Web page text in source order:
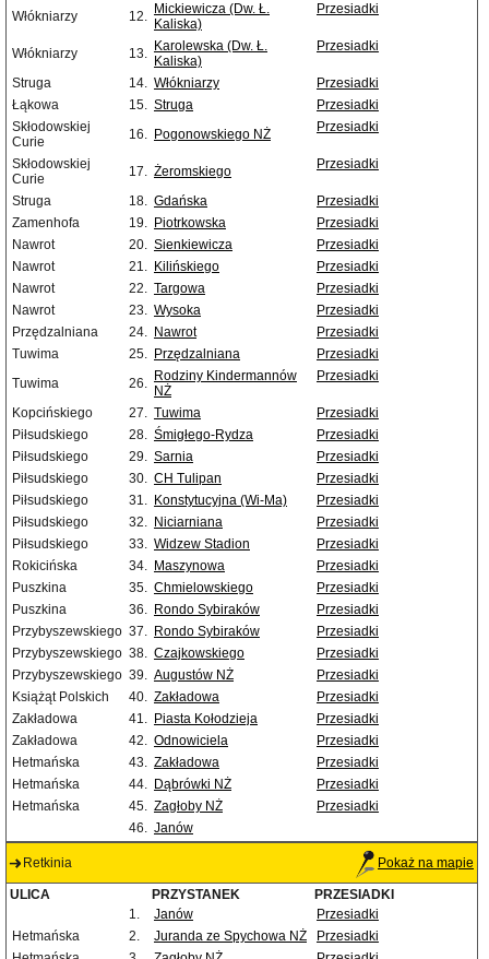
Włókniarzy
12. Mickiewicza (Dw. Ł.
Kaliska)
Przesiadki
Włókniarzy 13. Karolewska (Dw. Ł.
Kaliska)
Przesiadki
Struga 14. Włókniarzy
Przesiadki
Łąkowa
15. Struga
Przesiadki
Skłodowskiej
Curie
16. Pogonowskiego NŻ Przesiadki
Skłodowskiej
Curie
17. Żeromskiego Przesiadki
Struga 18. Gdańska
Przesiadki
Zamenhofa
19. Piotrkowska
Przesiadki
Nawrot
20. Sienkiewicza
Przesiadki
Nawrot
21. Kilińskiego
Przesiadki
Nawrot
22. Targowa
Przesiadki
Nawrot
23. Wysoka
Przesiadki
Przędzalniana
24. Nawrot
Przesiadki
Tuwima
25. Przędzalniana
Przesiadki
Tuwima
26. Rodziny Kindermannów
NŻ
Przesiadki
Kopcińskiego 27. Tuwima
Przesiadki
Piłsudskiego
28. Śmigłego-Rydza
Przesiadki
Piłsudskiego
29. Sarnia
Przesiadki
Piłsudskiego
30. CH Tulipan
Przesiadki
Piłsudskiego
31. Konstytucyjna (Wi-Ma)
Przesiadki
Piłsudskiego
32. Niciarniana
Przesiadki
Piłsudskiego
33. Widzew Stadion
Przesiadki
Rokicińska
34. Maszynowa
Przesiadki
Puszkina
35. Chmielowskiego
Przesiadki
Puszkina
36. Rondo Sybiraków
Przesiadki
Przybyszewskiego 37. Rondo Sybiraków
Przesiadki
Przybyszewskiego 38. Czajkowskiego
Przesiadki
Przybyszewskiego 39. Augustów NŻ
Przesiadki
Książąt Polskich
40. Zakładowa
Przesiadki
Zakładowa
41. Piasta Kołodzieja
Przesiadki
Zakładowa
42. Odnowiciela
Przesiadki
Hetmańska
43. Zakładowa
Przesiadki
Hetmańska
44. Dąbrówki NŻ
Przesiadki
Hetmańska
45. Zagłoby NŻ
Przesiadki
46. Janów
Retkinia Pokaż na mapie
ULICA PRZYSTANEK
PRZESIADKI
1.
Janów
Przesiadki
Hetmańska
2. Juranda ze Spychowa NŻ
Przesiadki